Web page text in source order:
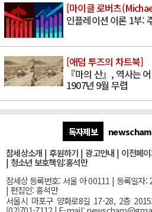
[마이클 로버츠
인플레이션 이론 1부:
[애덤 투즈의 차트북]
『마의 산』, 역사는
1907년 9월 무렵
독자제보
참세상소개 | 후원하기 |광고안내 | 이전페
| 청소년 보호책임:홍석만
참세상 등록번호: 서울 아 00111 | 등록일자
| 편집인: 홍석만
서울시 마포구 양화로8길 17-28, 2층